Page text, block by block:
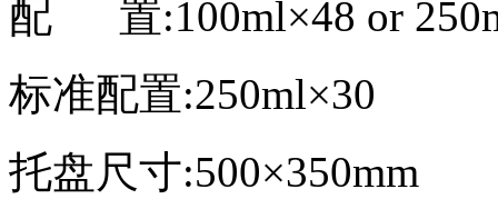
配 置:100ml×48 or
标准配置:250ml×30
托盘尺寸:500×350mm